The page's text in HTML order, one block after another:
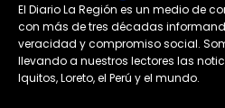
El Diario La Región es un medio de
con más de tres décadas
veracidad y compromiso social.
llevando a nuestros lectores las
Iquitos, Loreto, el Perú y el mundo.